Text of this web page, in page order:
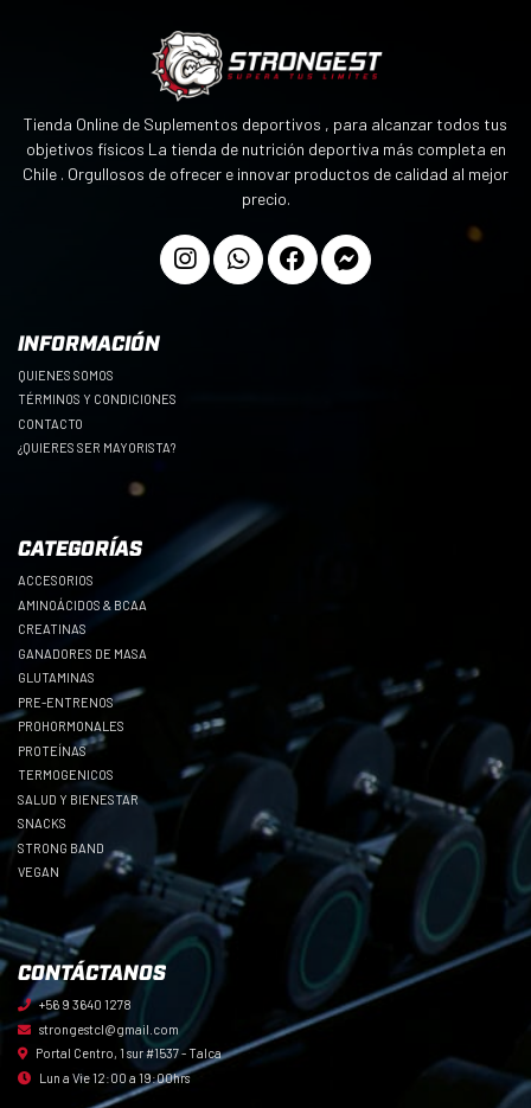
Tienda Online de Suplementos deportivos , para alcanzar todos tus
objetivos físicos La tienda de nutrición deportiva más completa en
Chile . Orgullosos de ofrecer e innovar productos de calidad al mejor
precio.
INFORMACIÓN
QUIENES SOMOS
TÉRMINOS Y CONDICIONES
CONTACTO
¿QUIERES SER MAYORISTA?
CATEGORÍAS
ACCESORIOS
AMINOÁCIDOS & BCAA
CREATINAS
GANADORES DE MASA
GLUTAMINAS
PRE-ENTRENOS
PROHORMONALES
PROTEÍNAS
TERMOGENICOS
SALUD Y BIENESTAR
SNACKS
STRONG BAND
VEGAN
CONTÁCTANOS
+56 9 3640 1278
strongestcl@gmail.com
Portal Centro, 1 sur #1537 - Talca
Lun a Vie 12:00 a 19:00hrs